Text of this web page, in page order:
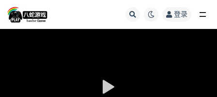
登录